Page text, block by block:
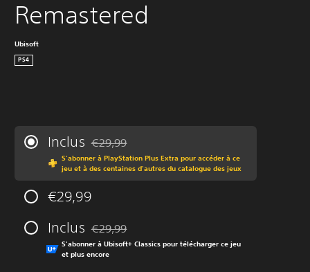
Remastered
Ubisoft
PS4
Inclus Remise par rapport au prix d'origine de €29,99
€29,99
S'abonner à PlayStation Plus Extra pour accéder à ce
jeu et à des centaines d'autres du catalogue des jeux
€29,99
Inclus Remise par rapport au prix d'origine de €29,99
€29,99
S'abonner à Ubisoft+ Classics pour télécharger ce jeu
et plus encore